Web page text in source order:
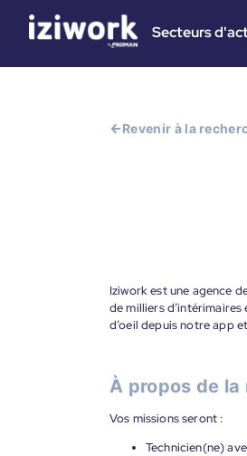
Secteurs
Revenir à la
Iziwork est une agence
de milliers
d’oeil depuis notre app
À propos de la
Vos missions seront :
Technicien(ne)